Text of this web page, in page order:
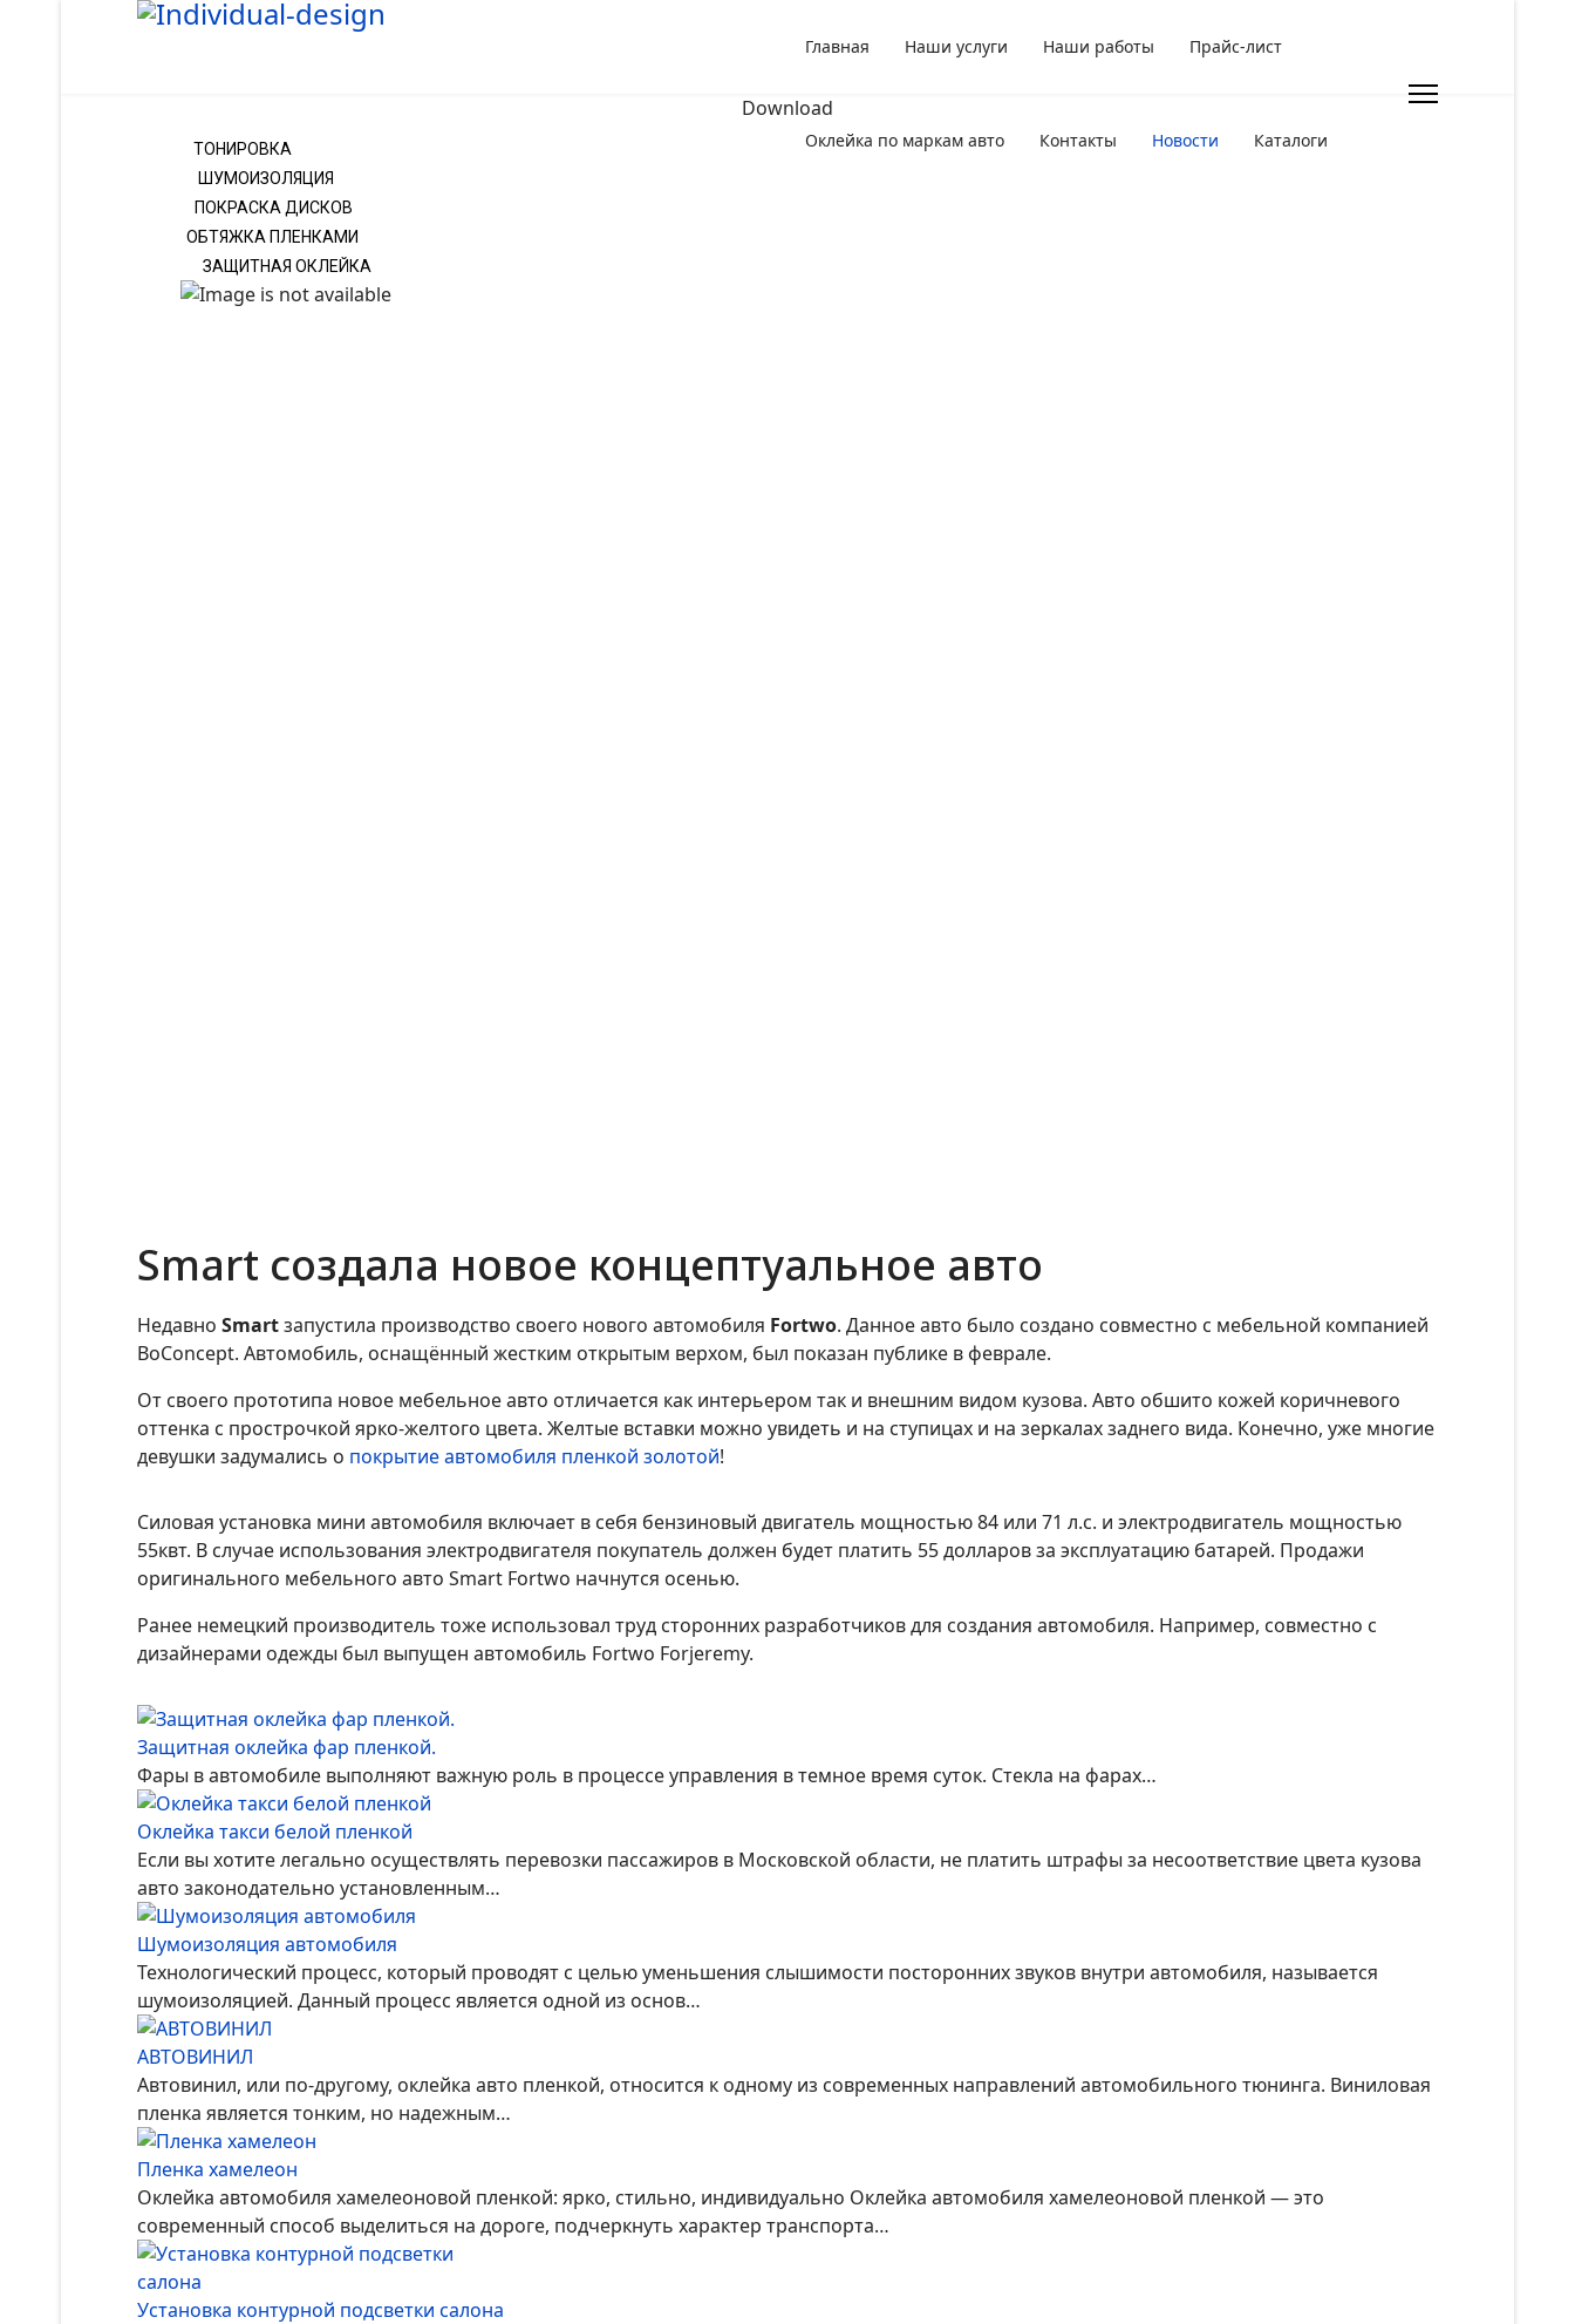
Главная Наши услуги Наши работы Прайс-лист
Оклейка по маркам авто Контакты Новости Каталоги
Download
ТОНИРОВКА
ШУМОИЗОЛЯЦИЯ
ПОКРАСКА ДИСКОВ
ОБТЯЖКА ПЛЕНКАМИ
ЗАЩИТНАЯ ОКЛЕЙКА
Smart создала новое концептуальное авто
Недавно Smartзапустила производство своего нового автомобиля Fortwo. Данное авто было создано совместно с мебельной компанией
BoConcept. Автомобиль, оснащённый жестким открытым верхом, был показан публике в феврале.
От своего прототипа новое мебельное авто отличается как интерьером так и внешним видом кузова. Авто обшито кожей коричневого
оттенка с прострочкой ярко-желтого цвета. Желтые вставки можно увидеть и на ступицах и на зеркалах заднего вида. Конечно, уже многие
девушки задумались о покрытие автомобиля пленкой золотой!
Силовая установка мини автомобиля включает в себя бензиновый двигатель мощностью 84 или 71 л.с. и электродвигатель мощностью
55квт. В случае использования электродвигателя покупатель должен будет платить 55 долларов за эксплуатацию батарей. Продажи
оригинального мебельного авто Smart Fortwo начнутся осенью.
Ранее немецкий производитель тоже использовал труд сторонних разработчиков для создания автомобиля. Например, совместно с
дизайнерами одежды был выпущен автомобиль Fortwo Forjeremy.
Защитная оклейка фар пленкой.
Фары в автомобиле выполняют важную роль в процессе управления в темное время суток. Стекла на фарах…
Оклейка такси белой пленкой
Если вы хотите легально осуществлять перевозки пассажиров в Московской области, не платить штрафы за несоответствие цвета кузова
авто законодательно установленным…
Шумоизоляция автомобиля
Технологический процесс, который проводят с целью уменьшения слышимости посторонних звуков внутри автомобиля, называется
шумоизоляцией. Данный процесс является одной из основ…
АВТОВИНИЛ
Автовинил, или по-другому, оклейка авто пленкой, относится к одному из современных направлений автомобильного тюнинга. Виниловая
пленка является тонким, но надежным…
Пленка хамелеон
Оклейка автомобиля хамелеоновой пленкой: ярко, стильно, индивидуально Оклейка автомобиля хамелеоновой пленкой — это
современный способ выделиться на дороге, подчеркнуть характер транспорта…
Установка контурной подсветки салона